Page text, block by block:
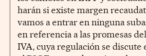
harán si existe margen
vamos a entrar en ninguna
en referencia a las promesas
IVA, cuya regulación se discute